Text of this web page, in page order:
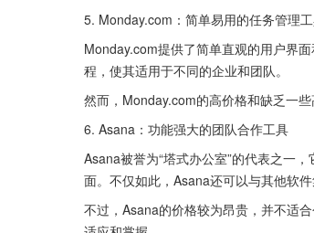
5. Monday.com：简单易用的任务管理
Monday.com提供了简单直观的用户界
程，使其适用于不同的企业和团队。
然而，Monday.com的高价格和缺乏一
6. Asana：功能强大的团队合作工具
Asana被誉为“塔式办公室”的代表之一
面。不仅如此，Asana还可以与其他软
不过，Asana的价格较为昂贵，并不适